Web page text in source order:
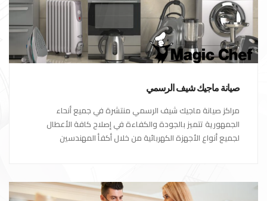
صيانة ماجيك شيف الرسمي
مراكز صيانة ماجيك شيف الرسمي منتشرة في جميع أنحاء
الجمهورية تتميز بالجودة والكفاءة في إصلاح كافة الأعطال
لجميع أنواع الأجهزة الكهربائية من خلال أكفأ المهندسين